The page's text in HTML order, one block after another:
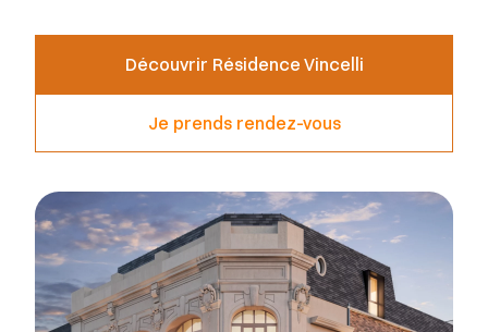
Découvrir Résidence Vincelli
Je prends rendez-vous